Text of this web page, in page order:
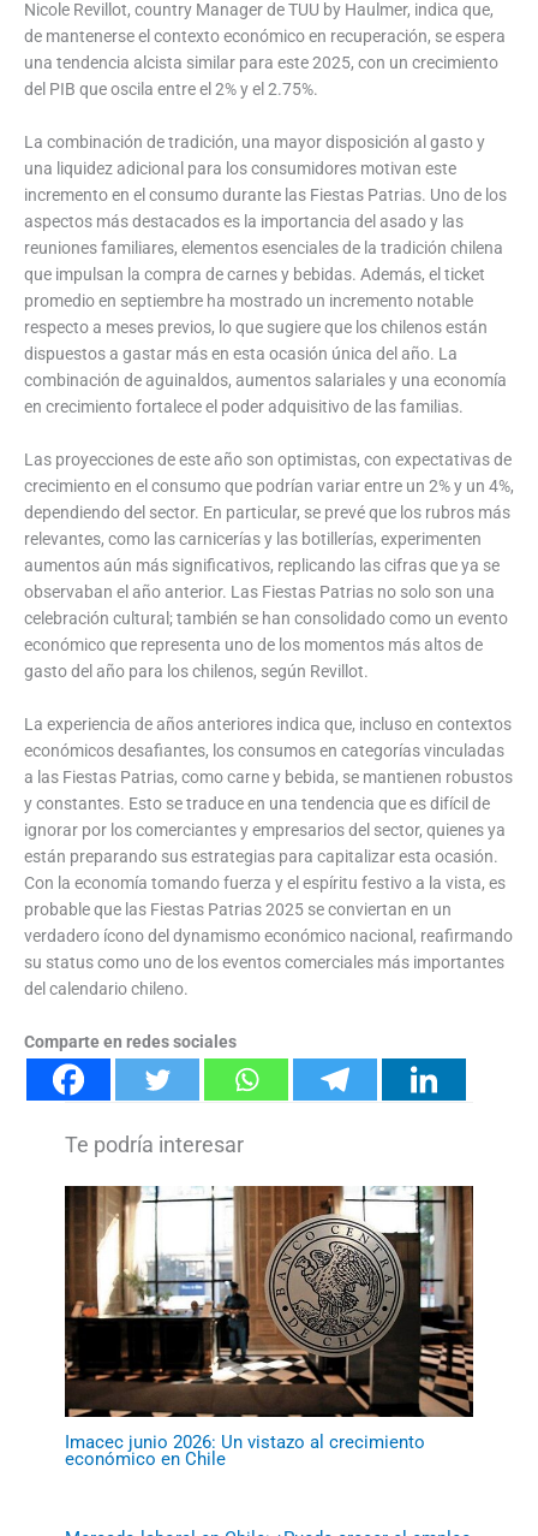
Nicole Revillot, country Manager de TUU by Haulmer, indica que,
de mantenerse el contexto económico en recuperación, se espera
una tendencia alcista similar para este 2025, con un crecimiento
del PIB que oscila entre el 2% y el 2.75%.
La combinación de tradición, una mayor disposición al gasto y
una liquidez adicional para los consumidores motivan este
incremento en el consumo durante las Fiestas Patrias. Uno de los
aspectos más destacados es la importancia del asado y las
reuniones familiares, elementos esenciales de la tradición chilena
que impulsan la compra de carnes y bebidas. Además, el ticket
promedio en septiembre ha mostrado un incremento notable
respecto a meses previos, lo que sugiere que los chilenos están
dispuestos a gastar más en esta ocasión única del año. La
combinación de aguinaldos, aumentos salariales y una economía
en crecimiento fortalece el poder adquisitivo de las familias.
Las proyecciones de este año son optimistas, con expectativas de
crecimiento en el consumo que podrían variar entre un 2% y un 4%,
dependiendo del sector. En particular, se prevé que los rubros más
relevantes, como las carnicerías y las botillerías, experimenten
aumentos aún más significativos, replicando las cifras que ya se
observaban el año anterior. Las Fiestas Patrias no solo son una
celebración cultural; también se han consolidado como un evento
económico que representa uno de los momentos más altos de
gasto del año para los chilenos, según Revillot.
La experiencia de años anteriores indica que, incluso en contextos
económicos desafiantes, los consumos en categorías vinculadas
a las Fiestas Patrias, como carne y bebida, se mantienen robustos
y constantes. Esto se traduce en una tendencia que es difícil de
ignorar por los comerciantes y empresarios del sector, quienes ya
están preparando sus estrategias para capitalizar esta ocasión.
Con la economía tomando fuerza y el espíritu festivo a la vista, es
probable que las Fiestas Patrias 2025 se conviertan en un
verdadero ícono del dynamismo económico nacional, reafirmando
su status como uno de los eventos comerciales más importantes
del calendario chileno.
Comparte en redes sociales
Imacec junio 2026: Un vistazo al crecimiento
económico en Chile